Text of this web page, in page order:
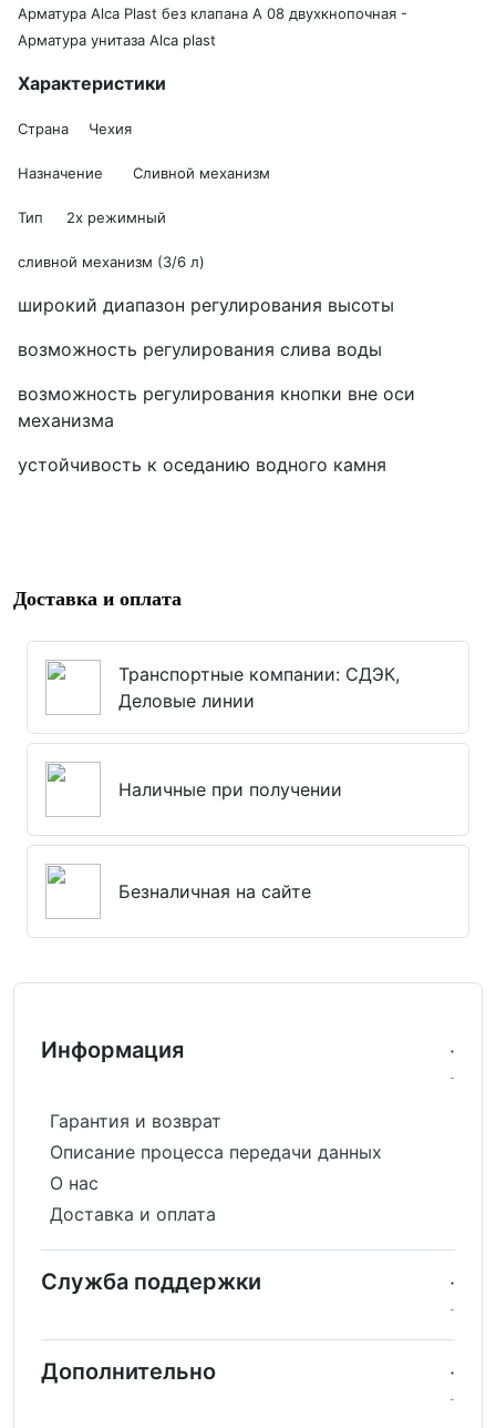
Арматура Alca Plast без клапана А 08 двухкнопочная -
Арматура унитаза Alca plast
Характеристики
Страна Чехия
Назначение Сливной механизм
Тип 2х режимный
сливной механизм (3/6 л)
широкий диапазон регулирования высоты
возможность регулирования слива воды
возможность регулирования кнопки вне оси
механизма
устойчивость к оседанию водного камня
Доставка и оплата
Транспортные компании: СДЭК,
Деловые линии
Наличные при получении
Безналичная на сайте
Информация
Гарантия и возврат
Описание процесса передачи данных
О нас
Доставка и оплата
Служба поддержки
Дополнительно